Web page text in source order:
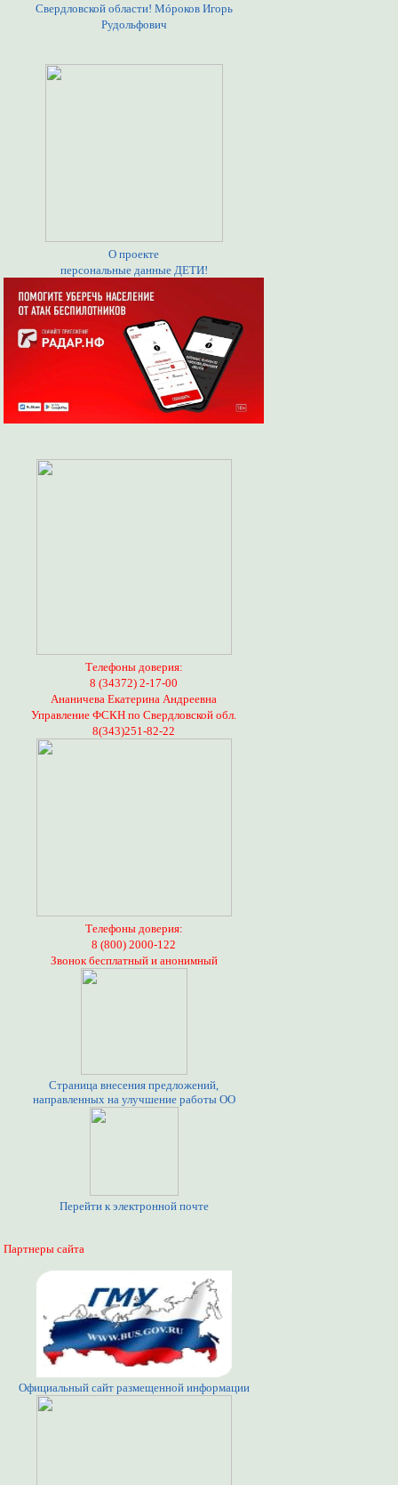
Свердловской области! Мóроков Игорь
Рудольфович
О проекте
персональные данные ДЕТИ!
Телефоны доверия:
8 (34372) 2-17-00
Ананичева Екатерина Андреевна
Управление ФСКН по Свердловской обл.
8(343)251-82-22
Телефоны доверия:
8 (800) 2000-122
Звонок бесплатный и анонимный
Страница внесения предложений,
направленных на улучшение работы ОО
Перейти к электронной почте
Партнеры сайта
Официальный сайт размещенной информации